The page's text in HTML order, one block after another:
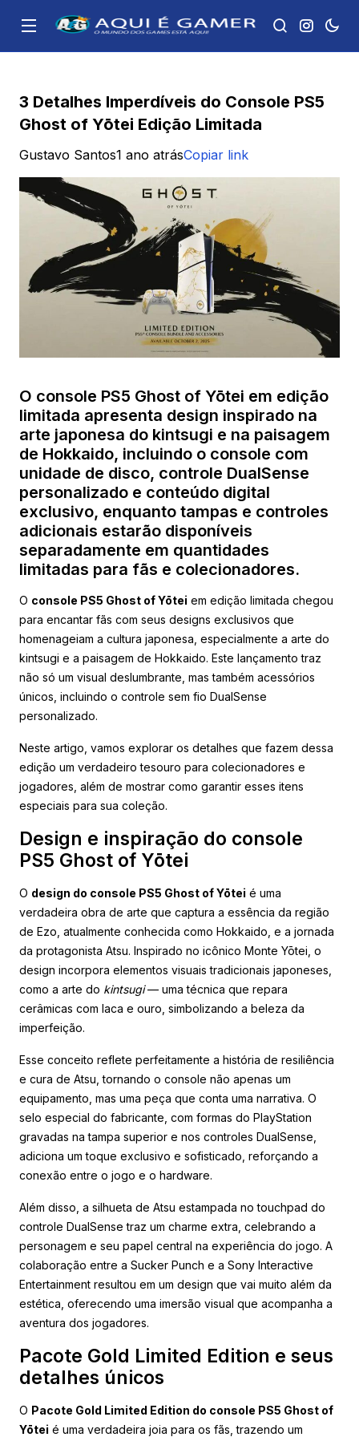
3 Detalhes Imperdíveis do Console PS5
Ghost of Yōtei Edição Limitada
Gustavo Santos1 ano atrásCopiar link
O console PS5 Ghost of Yōtei em edição
limitada apresenta design inspirado na
arte japonesa do kintsugi e na paisagem
de Hokkaido, incluindo o console com
unidade de disco, controle DualSense
personalizado e conteúdo digital
exclusivo, enquanto tampas e controles
adicionais estarão disponíveis
separadamente em quantidades
limitadas para fãs e colecionadores.
O console PS5 Ghost of Yōtei em edição limitada chegou
para encantar fãs com seus designs exclusivos que
homenageiam a cultura japonesa, especialmente a arte do
kintsugi e a paisagem de Hokkaido. Este lançamento traz
não só um visual deslumbrante, mas também acessórios
únicos, incluindo o controle sem fio DualSense
personalizado.
Neste artigo, vamos explorar os detalhes que fazem dessa
edição um verdadeiro tesouro para colecionadores e
jogadores, além de mostrar como garantir esses itens
especiais para sua coleção.
Design e inspiração do console
PS5 Ghost of Yōtei
O design do console PS5 Ghost of Yōtei é uma
verdadeira obra de arte que captura a essência da região
de Ezo, atualmente conhecida como Hokkaido, e a jornada
da protagonista Atsu. Inspirado no icônico Monte Yōtei, o
design incorpora elementos visuais tradicionais japoneses,
como a arte do kintsugi— uma técnica que repara
cerâmicas com laca e ouro, simbolizando a beleza da
imperfeição.
Esse conceito reflete perfeitamente a história de resiliência
e cura de Atsu, tornando o console não apenas um
equipamento, mas uma peça que conta uma narrativa. O
selo especial do fabricante, com formas do PlayStation
gravadas na tampa superior e nos controles DualSense,
adiciona um toque exclusivo e sofisticado, reforçando a
conexão entre o jogo e o hardware.
Além disso, a silhueta de Atsu estampada no touchpad do
controle DualSense traz um charme extra, celebrando a
personagem e seu papel central na experiência do jogo. A
colaboração entre a Sucker Punch e a Sony Interactive
Entertainment resultou em um design que vai muito além da
estética, oferecendo uma imersão visual que acompanha a
aventura dos jogadores.
Pacote Gold Limited Edition e seus
detalhes únicos
O Pacote Gold Limited Edition do console PS5 Ghost of
Yōtei é uma verdadeira joia para os fãs, trazendo um